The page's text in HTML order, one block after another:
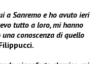
a Sanremo e ho avuto ieri
tutto a loro, mi hanno
conoscenza di quello